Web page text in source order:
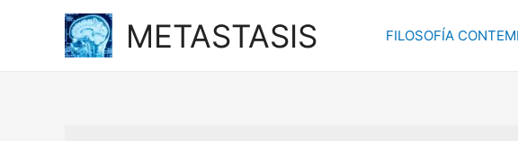
METASTASIS FILOSOFÍA